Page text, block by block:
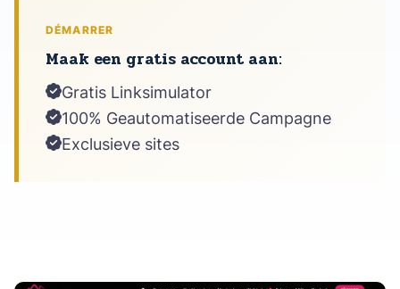
DÉMARRER
Maak een gratis account aan:
Gratis Linksimulator
100% Geautomatiseerde Campagne
Exclusieve sites